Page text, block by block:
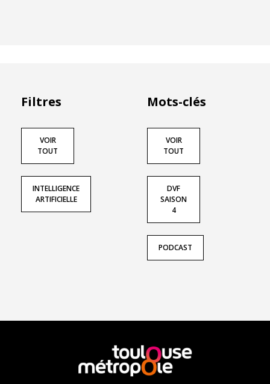
Filtres
VOIR
TOUT
INTELLIGENCE
ARTIFICIELLE
Mots-clés
VOIR
TOUT
DVF
SAISON
4
PODCAST
En
savoir
plus